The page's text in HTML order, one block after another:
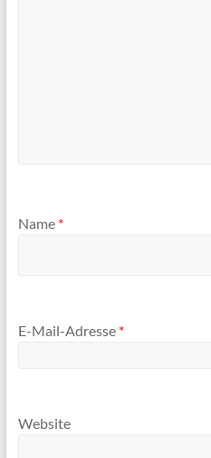
Name *
E-Mail-Adresse *
Website